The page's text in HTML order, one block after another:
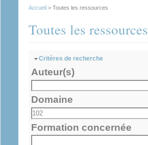
Accueil > Toutes les ressources
Toutes les ressources
Masquer
Critères de recherche
Auteur(s)
Domaine
Formation concernée